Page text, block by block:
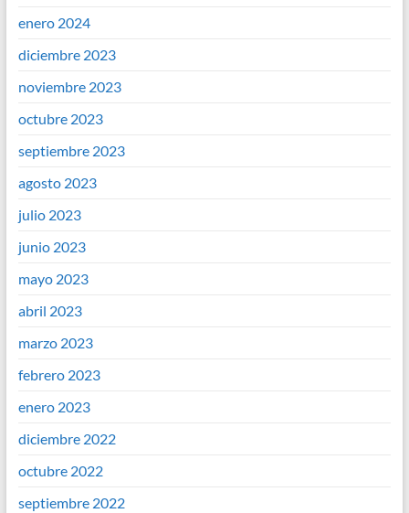
enero 2024
diciembre 2023
noviembre 2023
octubre 2023
septiembre 2023
agosto 2023
julio 2023
junio 2023
mayo 2023
abril 2023
marzo 2023
febrero 2023
enero 2023
diciembre 2022
octubre 2022
septiembre 2022